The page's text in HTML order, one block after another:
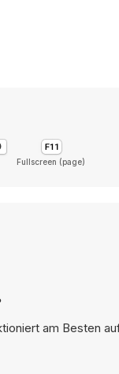
Fullscreen (page)
am Besten